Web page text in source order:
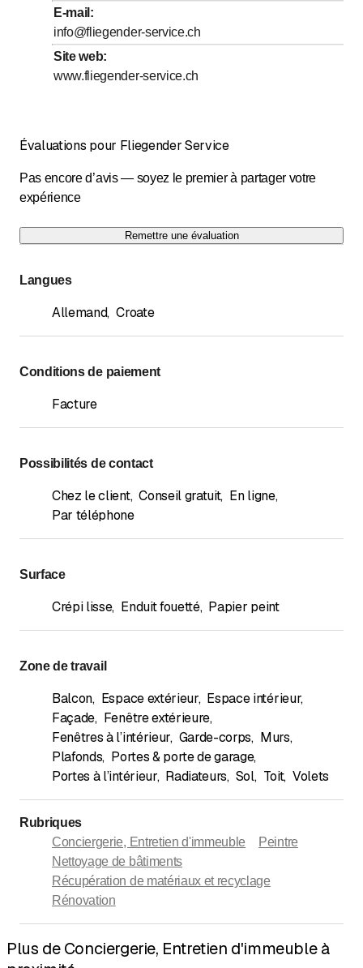
Vendredi
Samedi
Dimanche
E-mail :
info@fliegender-service.ch
Site web:
www.fliegender-service.ch
Évaluations pour Fliegender Service
Pas encore d’avis — soyez le premier à partager votre
expérience
Remettre une évaluation
Langues
Allemand, Croate
Conditions de paiement
Facture
Possibilités de contact
Chez le client, Conseil gratuit, En ligne,
Par téléphone
Surface
Crépi lisse, Enduit fouetté, Papier peint
Zone de travail
Balcon, Espace extérieur, Espace intérieur,
Façade, Fenêtre extérieure,
Fenêtres à l’intérieur, Garde-corps, Murs,
Plafonds, Portes & porte de garage,
Portes à l’intérieur, Radiateurs, Sol, Toit, Volets
Rubriques
Conciergerie, Entretien d'immeuble
Peintre
Nettoyage de bâtiments
Récupération de matériaux et recyclage
Rénovation
Plus de Conciergerie, Entretien d'immeuble à